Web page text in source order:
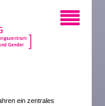
ein zentrales